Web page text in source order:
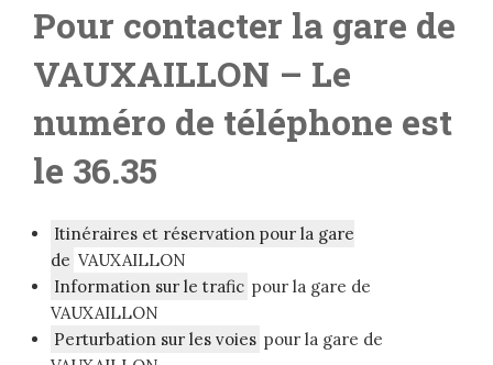
Pour contacter la gare de
VAUXAILLON – Le
numéro de téléphone est
le 36.35
Itinéraires et réservation pour la gare
de VAUXAILLON
Information sur le trafic pour la gare de
VAUXAILLON
Perturbation sur les voies pour la gare de